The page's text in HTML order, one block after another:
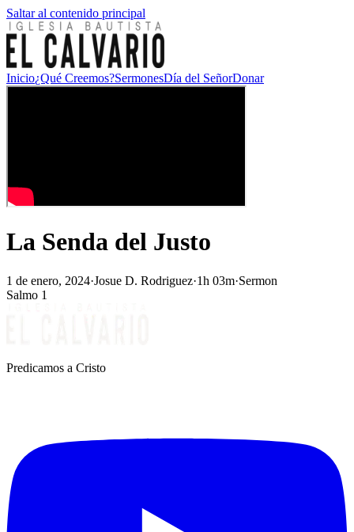
Saltar al contenido principal
Inicio¿Qué Creemos?SermonesDía del SeñorDonar
La Senda del Justo
1 de enero, 2024·Josue D. Rodriguez·1h 03m·Sermon
Salmo 1
Predicamos a Cristo